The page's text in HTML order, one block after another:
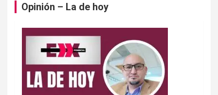
Opinión – La de hoy